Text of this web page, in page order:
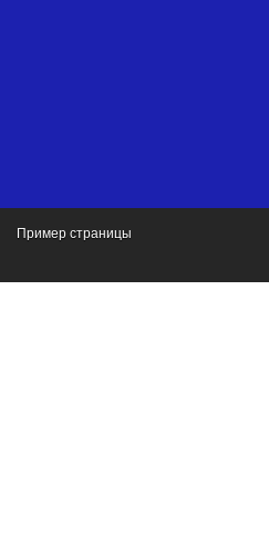
Пример страницы